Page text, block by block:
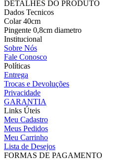
DETALHES DO PRODUTO
Dados Tecnicos
Colar 40cm
Pingente 0,8cm diametro
Institucional
Sobre Nós
Fale Conosco
Políticas
Entrega
Trocas e Devoluções
Privacidade
GARANTIA
Links Úteis
Meu Cadastro
Meus Pedidos
Meu Carrinho
Lista de Desejos
FORMAS DE PAGAMENTO